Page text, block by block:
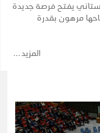
يفتح فرصة جديدة
مرهون بقدرة
المزيد